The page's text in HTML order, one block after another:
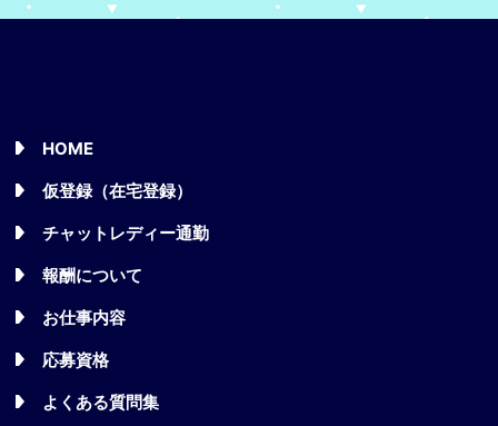
HOME
仮登録（在宅登録）
チャットレディー通勤
報酬について
お仕事内容
応募資格
よくある質問集